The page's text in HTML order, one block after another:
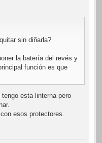
sin diñarla?
la batería del revés y
función es que
esta linterna pero
esos protectores.